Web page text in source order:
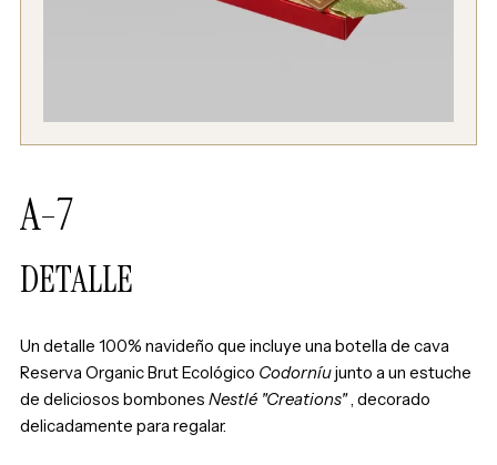
A-7
DETALLE
Un detalle 100% navideño que incluye una botella de cava
Reserva Organic Brut Ecológico Codorníujunto a un estuche
de deliciosos bombones Nestlé "Creations", decorado
delicadamente para regalar.